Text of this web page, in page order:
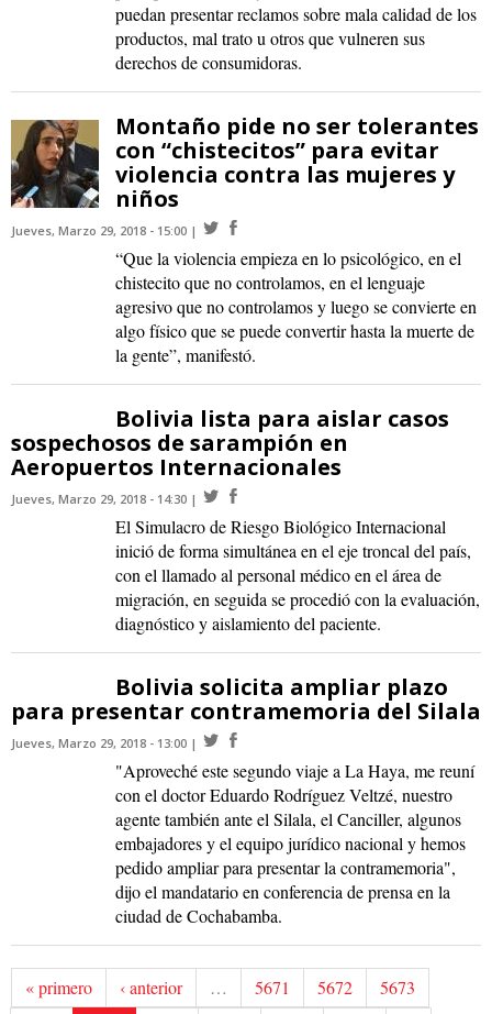
puedan presentar reclamos sobre mala calidad de los
productos, mal trato u otros que vulneren sus
derechos de consumidoras.
Montaño pide no ser tolerantes
con “chistecitos” para evitar
violencia contra las mujeres y
niños
Jueves, Marzo 29, 2018 - 15:00
“Que la violencia empieza en lo psicológico, en el
chistecito que no controlamos, en el lenguaje
agresivo que no controlamos y luego se convierte en
algo físico que se puede convertir hasta la muerte de
la gente”, manifestó.
Bolivia lista para aislar casos
sospechosos de sarampión en
Aeropuertos Internacionales
Jueves, Marzo 29, 2018 - 14:30
El Simulacro de Riesgo Biológico Internacional
inició de forma simultánea en el eje troncal del país,
con el llamado al personal médico en el área de
migración, en seguida se procedió con la evaluación,
diagnóstico y aislamiento del paciente.
Bolivia solicita ampliar plazo
para presentar contramemoria del Silala
Jueves, Marzo 29, 2018 - 13:00
"Aproveché este segundo viaje a La Haya, me reuní
con el doctor Eduardo Rodríguez Veltzé, nuestro
agente también ante el Silala, el Canciller, algunos
embajadores y el equipo jurídico nacional y hemos
pedido ampliar para presentar la contramemoria",
dijo el mandatario en conferencia de prensa en la
ciudad de Cochabamba.
« primero ‹ anterior … 5671 5672
5673